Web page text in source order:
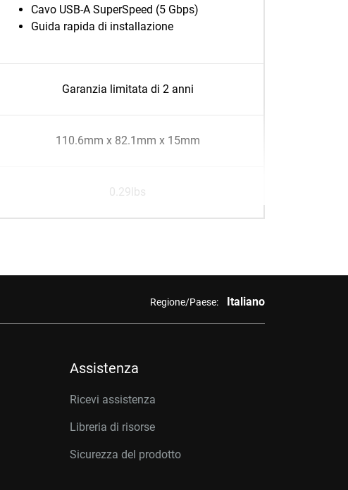
Cavo USB-A SuperSpeed (5 Gbps)
Guida rapida di installazione
Garanzia limitata di 2 anni
110.6mm x 82.1mm x 15mm
0.29lbs
Regione/Paese: Italiano
Assistenza
Ricevi assistenza
Libreria di risorse
Sicurezza del prodotto